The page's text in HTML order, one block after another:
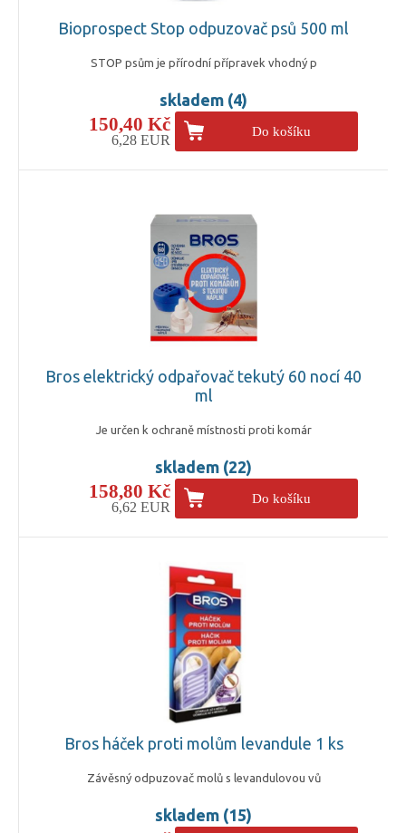
Bioprospect Stop odpuzovač psů 500 ml
STOP psům je přírodní přípravek vhodný p
skladem (4)
150,40 Kč
6,28 EUR
Do košíku
Bros elektrický odpařovač tekutý 60 nocí 40
ml
Je určen k ochraně místnosti proti komár
skladem (22)
158,80 Kč
6,62 EUR
Do košíku
Bros háček proti molům levandule 1 ks
Závěsný odpuzovač molů s levandulovou vů
skladem (15)